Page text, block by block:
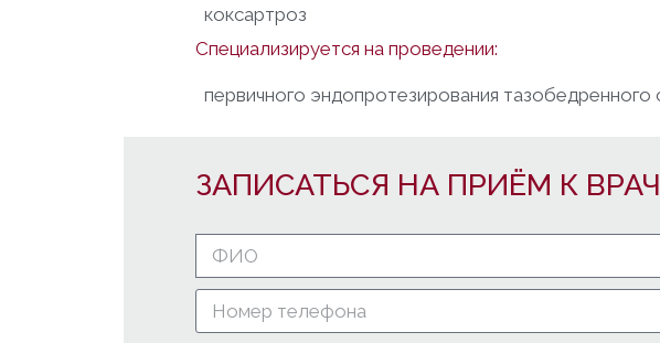
коксартроз
Специализируется на проведении:
первичного эндопротезирования тазобедренного
ЗАПИСАТЬСЯ НА ПРИЁМ К